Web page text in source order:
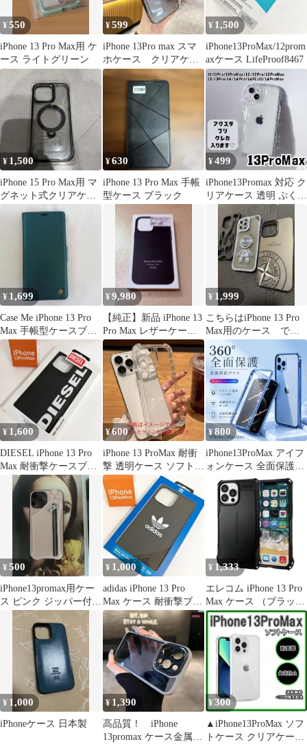
¥550
iPhone 13 Pro Max用 ケ
ース ライトグリーン
¥599
iPhone 13Pro max スマ
ホケース クリアケー
ス ブラック 05
¥ 1,500
iPhone13ProMax/12prom
axケース LifeProof8467
¥ 1,500
iPhone 15 Pro Max用 マ
グネット式クリアケー
ス
¥630
iPhone 13 Pro Max 手帳
型ケース ブラック
¥499
iPhone13Promax 対応 ク
リアケース 透明 ぷくぷ
く アクスタ
¥ 1,699
Case Me iPhone 13 Pro
Max 手帳型ケースブル
ーグリーン★
¥9,980
【純正】新品 iPhone 13
Pro Max レザーケース
ミッドナイト
¥ 1,999
こちらはiPhone 13 Pro
Max用のケース で
す。
¥ 1,600
DIESEL iPhone 13 Pro
Max 耐衝撃ケースブラ
ック5785
¥600
iPhone 13 ProMax 耐衝
撃 透明ケース ソフトケ
ース クリアケース
¥800
iPhone13ProMax アイフ
ォンケース 全面保護
iPhoneケース
¥500
iPhone13promax用ケー
ス ピンク ジッパー付き
ポケットストラップ付
¥ 1,000
adidas iPhone 13 Pro
Max ケース 耐衝撃ブラ
ック6027
¥ 1,333
エレコム iPhone 13 Pro
Max ケース （ブラッ
ク）
¥ 1,000
iPhoneケース 日本製
¥ 1,390
高品質！ iPhone
13promax ケース金属カ
¥300
▲iPhone13ProMax ソフ
トケース クリアケース